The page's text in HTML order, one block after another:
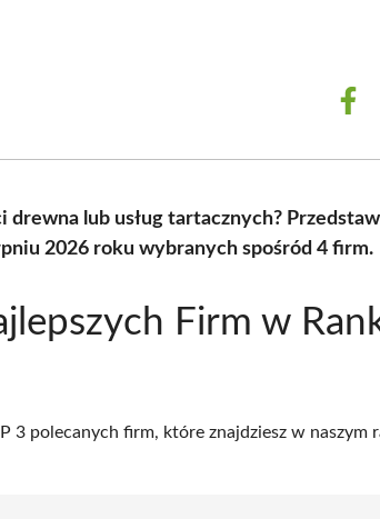
drewna lub usług tartacznych?
2026 roku wybranych spośród 4 firm.
Firm w
3 polecanych firm, które znajdziesz w naszym